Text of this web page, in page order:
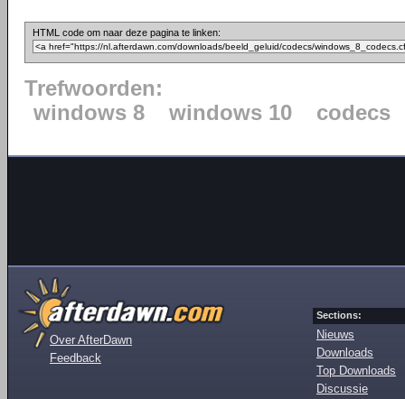
HTML code om naar deze pagina te linken:
Trefwoorden:
windows 8
windows 10 codecs
Over AfterDawn
Feedback
Sections:
Nieuws
Downloads
Top Downloads
Discussie